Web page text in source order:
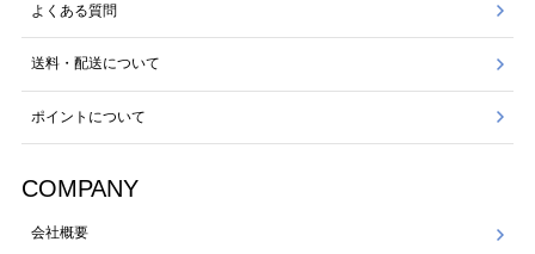
よくある質問
送料・配送について
ポイントについて
COMPANY
会社概要